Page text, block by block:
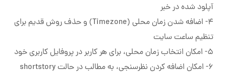
آپلود شده در خبر
4- اضافه شدن زمان محلی (Timezone) و حذف روش قدیم برای
تنظیم ساعت سایت
۵- امکان انتخاب زمان محلی، برای هر کاربر در پروفایل کاربری خود
6- امکان اضافه کردن نظرسنجی، به مطالب در حالت shortstory